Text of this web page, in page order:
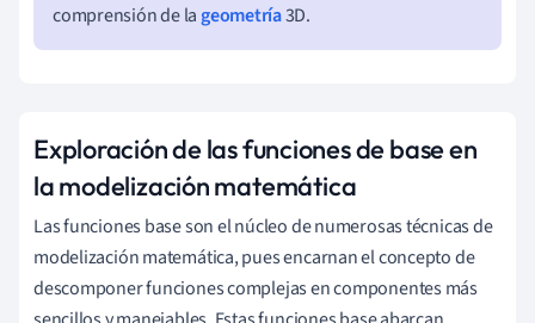
comprensión de la geometría3D.
Exploración de las funciones de base en
la modelización matemática
Las funciones base son el núcleo de numerosas técnicas de
modelización matemática, pues encarnan el concepto de
descomponer funciones complejas en componentes más